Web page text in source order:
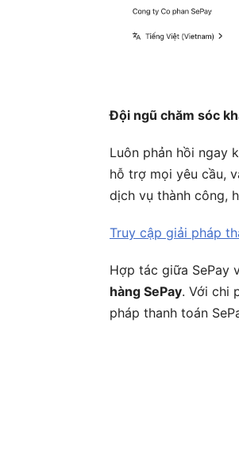
Đội ngũ chăm sóc
Luôn phản hồi ngay
hỗ trợ mọi yêu cầu,
dịch vụ thành công,
Truy cập giải pháp
Hợp tác giữa SePay
hàng SePay. Với chi
pháp thanh toán